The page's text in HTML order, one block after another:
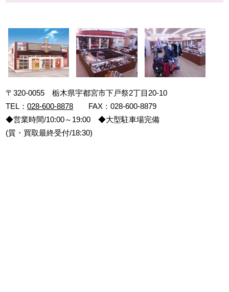
〒320-0055 栃木県宇都宮市下戸祭2丁目20-10
TEL：028-600-8878 FAX：028-600-8879
◆営業時間/10:00～19:00 ◆大型駐車場完備
(質・買取最終受付/18:30)